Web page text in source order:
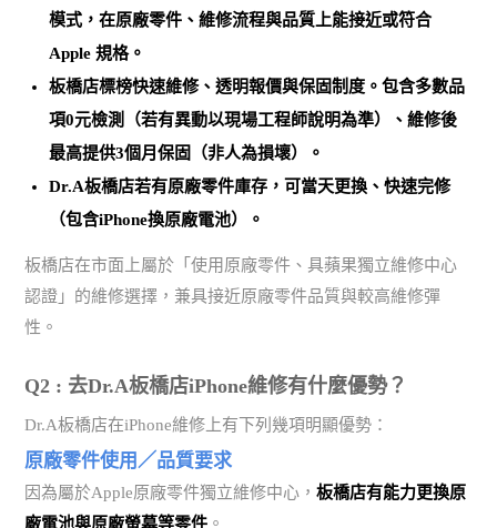
模式，在原廠零件、維修流程與品質上能接近或符合
Apple 規格。
板橋店標榜快速維修、透明報價與保固制度 。包含多數品
項0元檢測（若有異動以現場工程師說明為準）、維修後
最高提供3個月保固（非人為損壞）。
Dr.A板橋店若有原廠零件庫存，可當天更換、快速完修
（包含iPhone換原廠電池）。
板橋店在市面上屬於「使用原廠零件、具蘋果獨立維修中心
認證」的維修選擇，兼具接近原廠零件品質與較高維修彈
性。
Q2 : 去Dr.A板橋店iPhone維修有什麼優勢？
Dr.A板橋店在iPhone維修上有下列幾項明顯優勢：
原廠零件使用／品質要求
因為屬於Apple原廠零件獨立維修中心，板橋店有能力更換原
廠電池與原廠螢幕等零件 。